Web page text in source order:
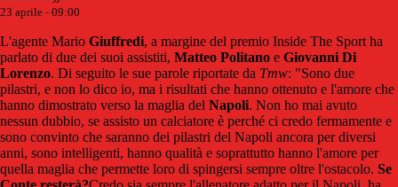
23 aprile - 09:00
L'agente Mario Giuffredi, a margine del premio Inside The Sport ha
parlato di due dei suoi assistiti, Matteo Politano e Giovanni Di
Lorenzo. Di seguito le sue parole riportate da Tmw: "Sono due
pilastri, e non lo dico io, ma i risultati che hanno ottenuto e l'amore che
hanno dimostrato verso la maglia del Napoli. Non ho mai avuto
nessun dubbio, se assisto un calciatore è perché ci credo fermamente e
sono convinto che saranno dei pilastri del Napoli ancora per diversi
anni, sono intelligenti, hanno qualità e soprattutto hanno l'amore per
quella maglia che permette loro di spingersi sempre oltre l'ostacolo. Se